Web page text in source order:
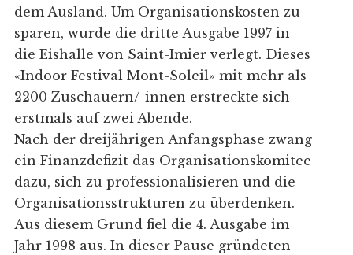
dem Ausland. Um Organisationskosten zu
sparen, wurde die dritte Ausgabe 1997 in
die Eishalle von Saint-Imier verlegt. Dieses
«Indoor Festival Mont-Soleil» mit mehr als
2200 Zuschauern/-innen erstreckte sich
erstmals auf zwei Abende.
Nach der dreijährigen Anfangsphase zwang
ein Finanzdefizit das Organisationskomitee
dazu, sich zu professionalisieren und die
Organisationsstrukturen zu überdenken.
Aus diesem Grund fiel die 4. Ausgabe im
Jahr 1998 aus. In dieser Pause gründeten